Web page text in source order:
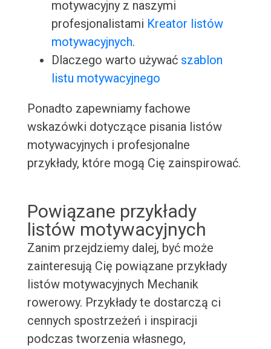
motywacyjny z naszymi
profesjonalistami Kreator listów
motywacyjnych.
Dlaczego warto używać szablon
listu motywacyjnego
Ponadto zapewniamy fachowe
wskazówki dotyczące pisania listów
motywacyjnych i profesjonalne
przykłady, które mogą Cię zainspirować.
Powiązane przykłady
listów motywacyjnych
Zanim przejdziemy dalej, być może
zainteresują Cię powiązane przykłady
listów motywacyjnych Mechanik
rowerowy. Przykłady te dostarczą ci
cennych spostrzeżeń i inspiracji
podczas tworzenia własnego,